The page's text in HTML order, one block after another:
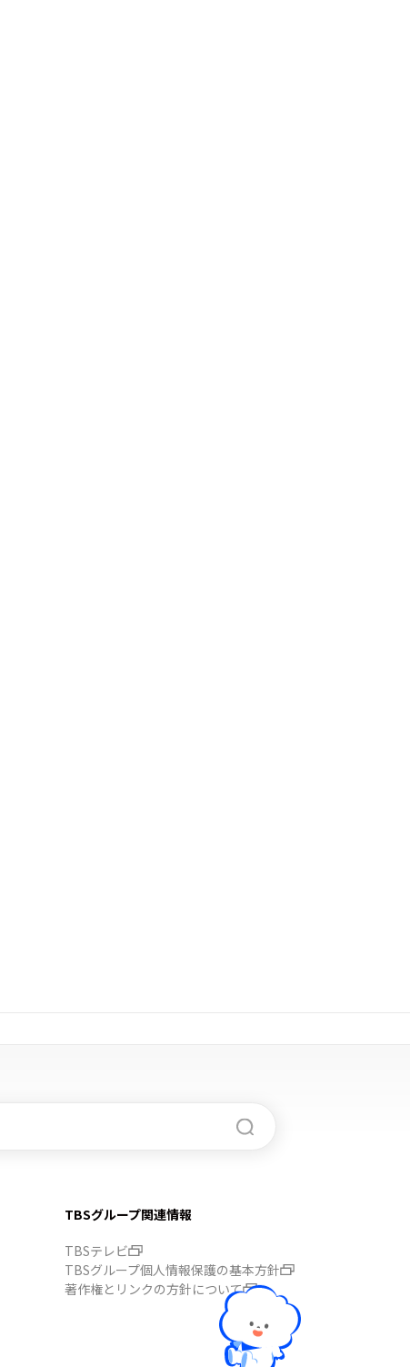
TBSグループ関連情報
TBSテレビ
TBSグループ個人情報保護の基本方針
著作権とリンクの方針について